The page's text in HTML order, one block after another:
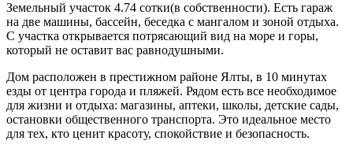
Земельный участок 4.74 сотки(в собственности). Есть гараж
на две машины, бассейн, беседка с мангалом и зоной отдыха.
С участка открывается потрясающий вид на море и горы,
который не оставит вас равнодушными.
Дом расположен в престижном районе Ялты, в 10 минутах
езды от центра города и пляжей. Рядом есть все необходимое
для жизни и отдыха: магазины, аптеки, школы, детские сады,
остановки общественного транспорта. Это идеальное место
для тех, кто ценит красоту, спокойствие и безопасность.